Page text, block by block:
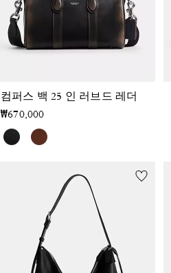
컴퍼스 백 25 인 러브드 레더
₩670,000